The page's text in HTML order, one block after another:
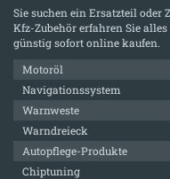
Sie suchen ein Ersatzteil oder
Kfz-Zubehörerfahren Sie
günstig sofort online kaufen.
Motoröl
Navigationssystem
Warnweste
Warndreieck
Autopflege-Produkte
Chiptuning